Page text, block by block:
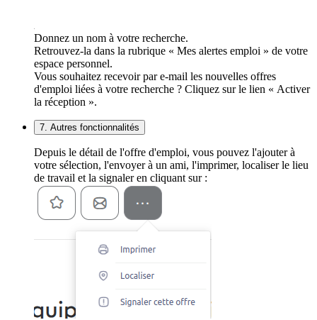
Donnez un nom à votre recherche.
Retrouvez-la dans la rubrique « Mes alertes emploi » de votre
espace personnel.
Vous souhaitez recevoir par e-mail les nouvelles offres
d'emploi liées à votre recherche ? Cliquez sur le lien « Activer
la réception ».
7. Autres fonctionnalités
Depuis le détail de l'offre d'emploi, vous pouvez l'ajouter à
votre sélection, l'envoyer à un ami, l'imprimer, localiser le lieu
de travail et la signaler en cliquant sur :